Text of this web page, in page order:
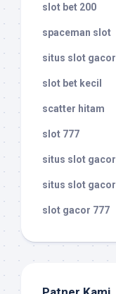
slot bet 200
spaceman slot
situs slot gacor
slot bet kecil
scatter hitam
slot 777
situs slot gacor
situs slot gacor
slot gacor 777